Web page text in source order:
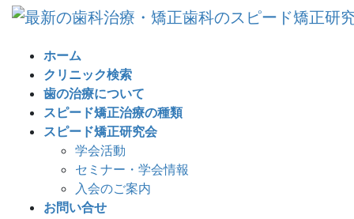
ホーム
クリニック検索
歯の治療について
スピード矯正治療の種類
スピード矯正研究会
学会活動
セミナー・学会情報
入会のご案内
お問い合せ